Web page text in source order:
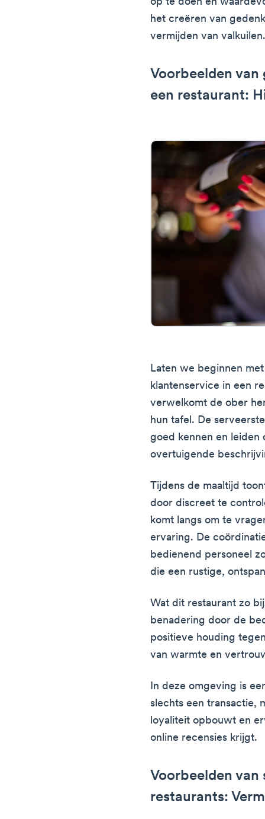
het creëren van
vermijden van
Voorbeelden
een restaurant:
Laten we beginnen
klantenservice in een
verwelkomt de ober
hun tafel. De
goed kennen en leiden
overtuigende
Tijdens de maaltijd
door discreet te
komt langs om te
ervaring. De
bedienend personeel
die een rustige,
Wat dit restaurant zo
benadering door de
positieve houding
van warmte en
In deze omgeving is
slechts een transactie,
loyaliteit opbouwt en
online recensies krijgt.
Voorbeelden
restaurants: